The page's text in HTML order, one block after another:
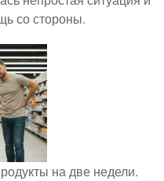
со стороны.
на две недели.